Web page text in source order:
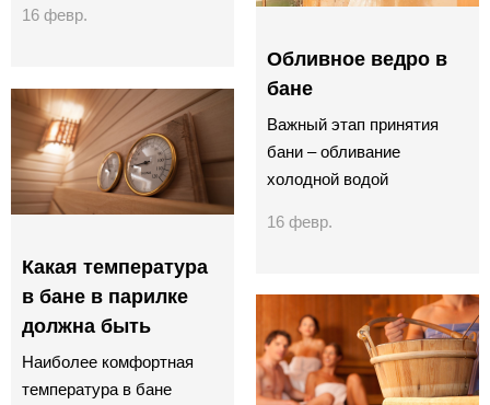
16 февр.
Обливное ведро в
бане
Важный этап принятия
бани – обливание
холодной водой
16 февр.
Какая температура
в бане в парилке
должна быть
Наиболее комфортная
температура в бане